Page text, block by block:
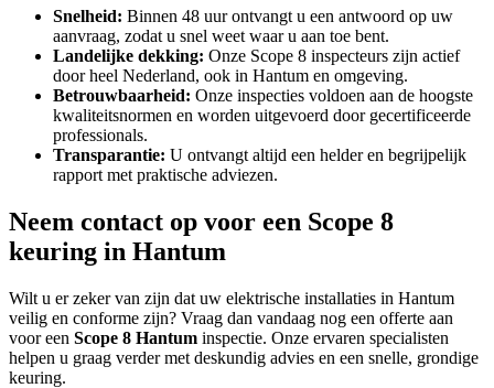
Snelheid: Binnen 48 uur ontvangt u een antwoord op uw
aanvraag, zodat u snel weet waar u aan toe bent.
Landelijke dekking: Onze Scope 8 inspecteurs zijn actief
door heel Nederland, ook in Hantum en omgeving.
Betrouwbaarheid: Onze inspecties voldoen aan de hoogste
kwaliteitsnormen en worden uitgevoerd door gecertificeerde
professionals.
Transparantie: U ontvangt altijd een helder en begrijpelijk
rapport met praktische adviezen.
Neem contact op voor een Scope 8
keuring in Hantum
Wilt u er zeker van zijn dat uw elektrische installaties in Hantum
veilig en conforme zijn? Vraag dan vandaag nog een offerte aan
voor een Scope 8 Hantum inspectie. Onze ervaren specialisten
helpen u graag verder met deskundig advies en een snelle, grondige
keuring.